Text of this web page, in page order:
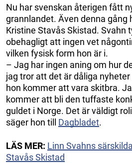
Nu har svenskan återigen fått
grannlandet. Även denna gång
Kristine Stavås Skistad. Svahn
obehagligt att ingen vet
vilken fysisk form hon är i.
– Jag har ingen aning om hur
jag tror att det är dåliga
hon kommer att vara skitbra.
kommer att bli den tuffaste
guldet i Norge. Det är väldigt
säger hon till Dagbladet.
LÄS MER: Linn Svahns
Stavås Skistad